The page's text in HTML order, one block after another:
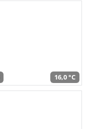
16,0 °C